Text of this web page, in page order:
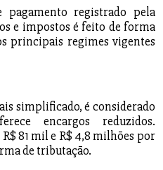
registrado pela
e impostos é feito de forma
principais regimes vigentes
simplificado, é considerado
encargos reduzidos.
81 mil e R$ 4,8 milhões por
de tributação.